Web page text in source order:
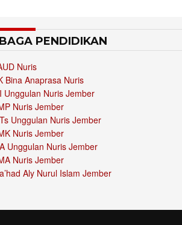
PENDIDIKAN
Nuris
Bina Anaprasa Nuris
Unggulan Nuris Jember
Nuris Jember
Unggulan Nuris Jember
Nuris Jember
Unggulan Nuris Jember
Nuris Jember
Aly Nurul Islam Jember